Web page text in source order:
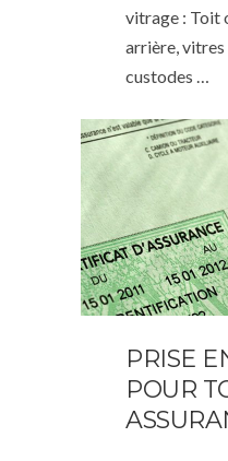
vitrage : Toit
arrière, vitres
custodes …
PRISE
POUR